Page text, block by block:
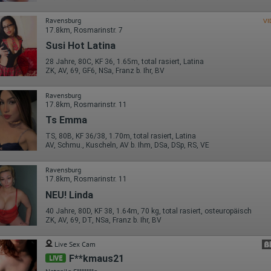
Google Ireland Limited
Erhobene Daten:
erzeugten Informationen über die Benutzung unserer Webseiten
die von dem Browser übermittelte IP-Adresse werden übertragen
gespeichert. Dabei können aus den verarbeiteten Daten pseudonyme
der Nutzer erstellt werden. Diese Informationen wird
gegebenenfalls auch an Dritte übertragen, sofern dies gesetzlich
vorgeschrieben wird oder, soweit Dritte diese Daten im Auftrag von
verarbeiten. Die IP-Adresse der Nutzer wird von Google innerhalb
von Mitgliedstaaten der Europäischen Union oder in anderen
Vertragsstaaten des Abkommens über den Europäischen
Wirtschaftsraum gekürzt, dies bedeutet, dass alle Daten anonym
werden. Nur in Ausnahmefällen wird die volle IP-Adresse an
Server von Google in den USA übertragen und dort gekürzt. Die von
Browser des Nutzers übermittelte IP-Adresse wird nicht mit anderen
von Google zusammengeführt.
Informationen zum Besucherverhalten sind folgende:
Herkunft (Land und Stadt)
Sprache
Gerät (PC, Tablet-PC oder Smartphone)
Browser und alle verwendeten Add-ons
Auflösung des Computers
Besucherquelle (Facebook, Suchmaschine oder verweisende
Ravensburg
17.8km, Rosmarinstr. 7
Susi Hot Latina
28 Jahre, 80C, KF 36, 1.65m, total rasiert, Latina
ZK, AV, 69, GF6, NSa, Franz b. Ihr, BV
Ravensburg
17.8km, Rosmarinstr. 11
Ts Emma
TS, 80B, KF 36/38, 1.70m, total rasiert, Latina
AV, Schmu., Kuscheln, AV b. Ihm, DSa, DSp, RS, VE
Ravensburg
17.8km, Rosmarinstr. 11
NEU! Linda
40 Jahre, 80D, KF 38, 1.64m, 70 kg, total rasiert, osteuropäisch
ZK, AV, 69, DT, NSa, Franz b. Ihr, BV
Live Sex Cam
LIVE F**kmaus21